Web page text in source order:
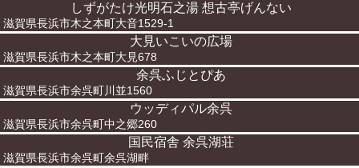
しずがたけ光明石之湯 想古亭げんない
滋賀県長浜市木之本町大音1529-1
大見いこいの広場
滋賀県長浜市木之本町大見678
余呉ふじとぴあ
滋賀県長浜市余呉町川並1560
ウッディパル余呉
滋賀県長浜市余呉町中之郷260
国民宿舎 余呉湖荘
滋賀県長浜市余呉町余呉湖畔